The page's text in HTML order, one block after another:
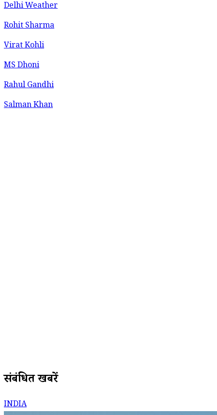
Delhi Weather
Rohit Sharma
Virat Kohli
MS Dhoni
Rahul Gandhi
Salman Khan
संबंधित खबरें
INDIA